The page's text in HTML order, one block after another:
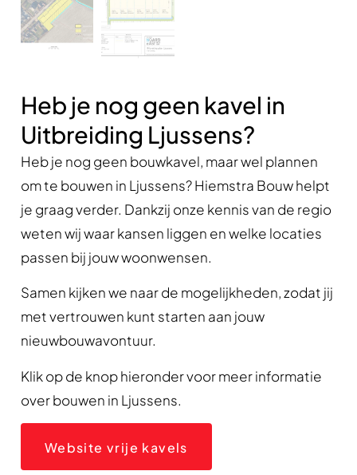
Heb je nog geen kavel in
Uitbreiding Ljussens?
Heb je nog geen bouwkavel, maar wel plannen
om te bouwen in Ljussens? Hiemstra Bouw helpt
je graag verder. Dankzij onze kennis van de regio
weten wij waar kansen liggen en welke locaties
passen bij jouw woonwensen.
Samen kijken we naar de mogelijkheden, zodat jij
met vertrouwen kunt starten aan jouw
nieuwbouwavontuur.
Klik op de knop hieronder voor meer informatie
over bouwen in Ljussens.
Website vrije kavels